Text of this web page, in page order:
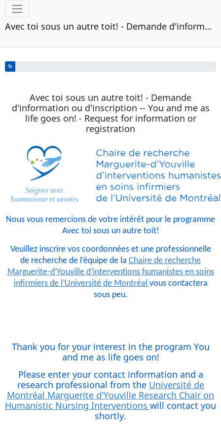
Outils
Avec toi sous un autre toit! - Demande d'information ou d'inscription -- You and me as life goes on! - Request for information or registration
Vous avez complété % de ce questionnaire.
%
Avec toi sous un autre toit! - Demande
d'information ou d'inscription -- You and me as
life goes on! - Request for information or
registration
Nous vous remercions de votre intérêt pour le programme
Avec toi sous un autre toit!
Veuillez inscrire vos coordonnées et une professionnelle
de recherche de l’équipe de la Chaire de recherche
Marguerite-d’Youville d’interventions humanistes en soins
infirmiers de l’Université de Montréal vous contactera
sous peu.
Thank you for your interest in the program You
and me as life goes on!
Please enter your contact information and a
research professional from the Université de
Montréal Marguerite d'Youville Research Chair on
Humanistic Nursing Interventions will contact you
shortly.